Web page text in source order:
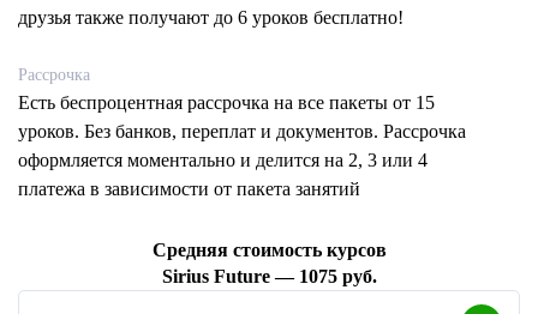
друзья также получают до 6 уроков бесплатно!
Рассрочка
Есть беспроцентная рассрочка на все пакеты от 15
уроков. Без банков, переплат и документов. Рассрочка
оформляется моментально и делится на 2, 3 или 4
платежа в зависимости от пакета занятий
Средняя стоимость курсов
Sirius Future — 1075 руб.